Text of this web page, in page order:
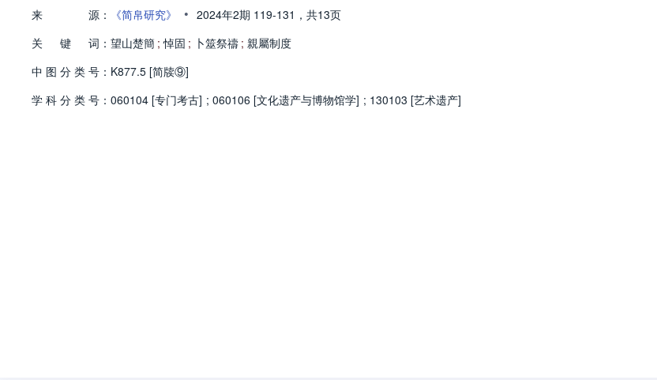
来
源： 《简帛研究》 • 2024年2期 119-131， 共13页
关
键 词： 望山楚簡 ; 悼固 ; 卜筮祭禱 ; 親屬制度
中 图 分 类 号： K877.5 [简牍⑨]
学 科 分 类 号： 060104 [专门考古] ; 060106 [文化遗产与博物馆学] ; 130103 [艺术遗产]